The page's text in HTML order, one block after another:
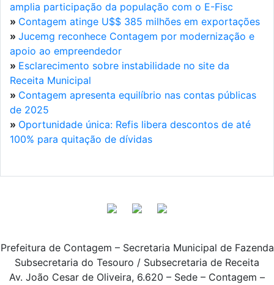
amplia participação da população com o E-Fisc
» Contagem atinge U$$ 385 milhões em exportações
» Jucemg reconhece Contagem por modernização e
apoio ao empreendedor
» Esclarecimento sobre instabilidade no site da
Receita Municipal
» Contagem apresenta equilíbrio nas contas públicas
de 2025
» Oportunidade única: Refis libera descontos de até
100% para quitação de dívidas
Prefeitura de Contagem – Secretaria Municipal de Fazenda
Subsecretaria do Tesouro / Subsecretaria de Receita
Av. João Cesar de Oliveira, 6.620 – Sede – Contagem –